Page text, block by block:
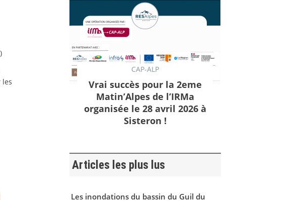
les
CAP-ALP
Vrai succès pour la 2eme
Matin’Alpes de l’IRMa
organisée le 28 avril 2026 à
Sisteron !
Articles les plus lus
Les inondations du bassin du Guil du